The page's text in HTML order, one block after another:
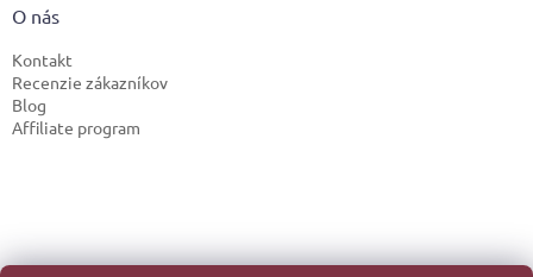
O nás
Kontakt
Recenzie zákazníkov
Blog
Affiliate program